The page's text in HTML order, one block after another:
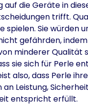
auf die Geräte in
trifft.
spielen. Sie würden
gefährden,
minderer Qualität
sie sich für Perle
also, dass Perle
Leistung,
entspricht erfüllt.